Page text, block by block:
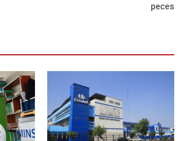
peces